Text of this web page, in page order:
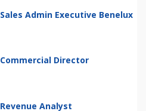
Sales Admin Executive Benelux
Commercial Director
Revenue Analyst